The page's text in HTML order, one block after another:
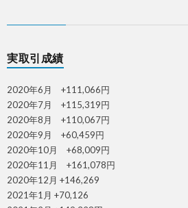
実取引成績
2020年6月 +111,066円
2020年7月 +115,319円
2020年8月 +110,067円
2020年9月 +60,459円
2020年10月 +68,009円
2020年11月 +161,078円
2020年12月 +146,269
2021年1月 +70,126